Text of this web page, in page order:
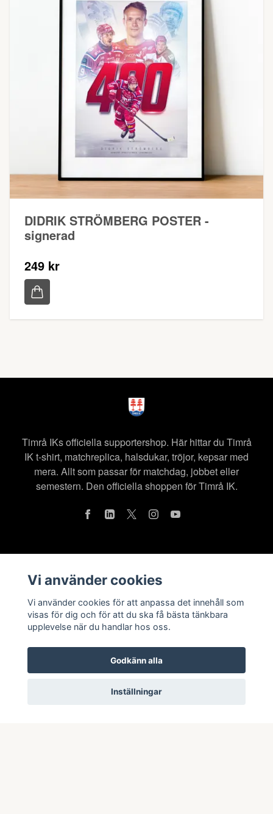
DIDRIK STRÖMBERG POSTER -
signerad
249 kr
Timrå IKs officiella supportershop. Här hittar du Timrå
IK t-shirt, matchreplica, halsdukar, tröjor, kepsar med
mera. Allt som passar för matchdag, jobbet eller
semestern. Den officiella shoppen för Timrå IK.
Kontakt
Om oss
Integritetspolicy
Vi använder cookies
Vi använder cookies för att anpassa det innehåll som
visas för dig och för att du ska få bästa tänkbara
upplevelse när du handlar hos oss.
Godkänn alla
Inställningar